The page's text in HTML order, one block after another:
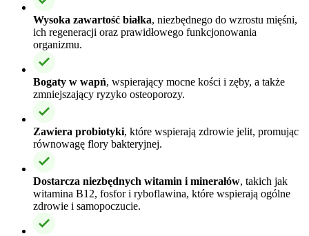
Wysoka zawartość białka, niezbędnego do wzrostu mięśni,
ich regeneracji oraz prawidłowego funkcjonowania
organizmu.
Bogaty w wapń, wspierający mocne kości i zęby, a także
zmniejszający ryzyko osteoporozy.
Zawiera probiotyki, które wspierają zdrowie jelit, promując
równowagę flory bakteryjnej.
Dostarcza niezbędnych witamin i minerałów, takich jak
witamina B12, fosfor i ryboflawina, które wspierają ogólne
zdrowie i samopoczucie.